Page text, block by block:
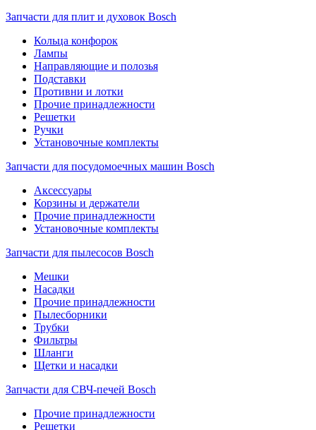
Запчасти для плит и духовок Bosch
Кольца конфорок
Лампы
Направляющие и полозья
Подставки
Противни и лотки
Прочие принадлежности
Решетки
Ручки
Установочные комплекты
Запчасти для посудомоечных машин Bosch
Аксессуары
Корзины и держатели
Прочие принадлежности
Установочные комплекты
Запчасти для пылесосов Bosch
Мешки
Насадки
Прочие принадлежности
Пылесборники
Трубки
Фильтры
Шланги
Щетки и насадки
Запчасти для СВЧ-печей Bosch
Прочие принадлежности
Решетки